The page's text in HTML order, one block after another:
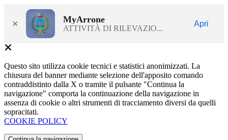
× MyArrone
ATTIVITÀ DI RILEVAZIO...
Apri
Questo sito utilizza cookie tecnici e statistici anonimizzati. La
chiusura del banner mediante selezione dell'apposito comando
contraddistinto dalla X o tramite il pulsante "Continua la
navigazione" comporta la continuazione della navigazione in
assenza di cookie o altri strumenti di tracciamento diversi da quelli
sopracitati.
COOKIE POLICY